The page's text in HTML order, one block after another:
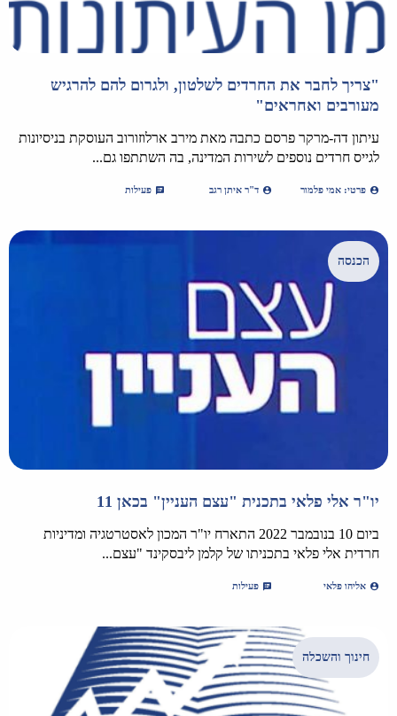
"צריך לחבר את החרדים לשלטון, ולגרום להם להרגיש
מעורבים ואחראים"
עיתון דה-מרקר פרסם כתבה מאת מירב ארלוזורוב העוסקת בניסיונות
לגייס חרדים נוספים לשירות המדינה, בה השתתפו גם...
פרטי: אמי פלמור ד"ר איתן רגב פעילות
יו"ר אלי פלאי בתכנית "עצם העניין" בכאן 11
ביום 10 בנובמבר 2022 התארח יו"ר המכון לאסטרטגיה ומדיניות
חרדית אלי פלאי בתכניתו של קלמן ליבסקינד "עצם...
אליהו פלאי פעילות
הכנסה
חינוך והשכלה